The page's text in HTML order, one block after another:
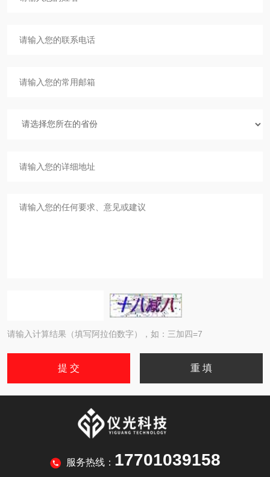
请输入计算结果（填写阿拉伯数字），如：三加四=7
服务热线： 17701039158